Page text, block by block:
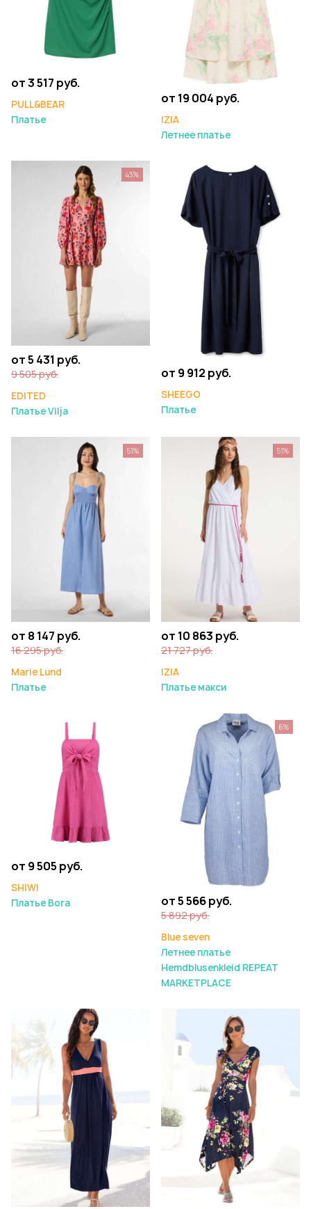
от 3 517 руб.
PULL&BEAR
Платье
от 19 004 руб.
IZIA
Летнее платье
от 5 431 руб.
9 505 руб.
EDITED
Платье Vilja
43%
от 9 912 руб.
SHEEGO
Платье
от 8 147 руб.
16 295 руб.
Marie Lund
Платье
51%
от 10 863 руб.
21 727 руб.
IZIA
Платье макси
51%
от 9 505 руб.
SHIWI
Платье Bora
от 5 566 руб.
5 892 руб.
Blue seven
Летнее платье
Hemdblusenkleid REPEAT
MARKETPLACE
6%